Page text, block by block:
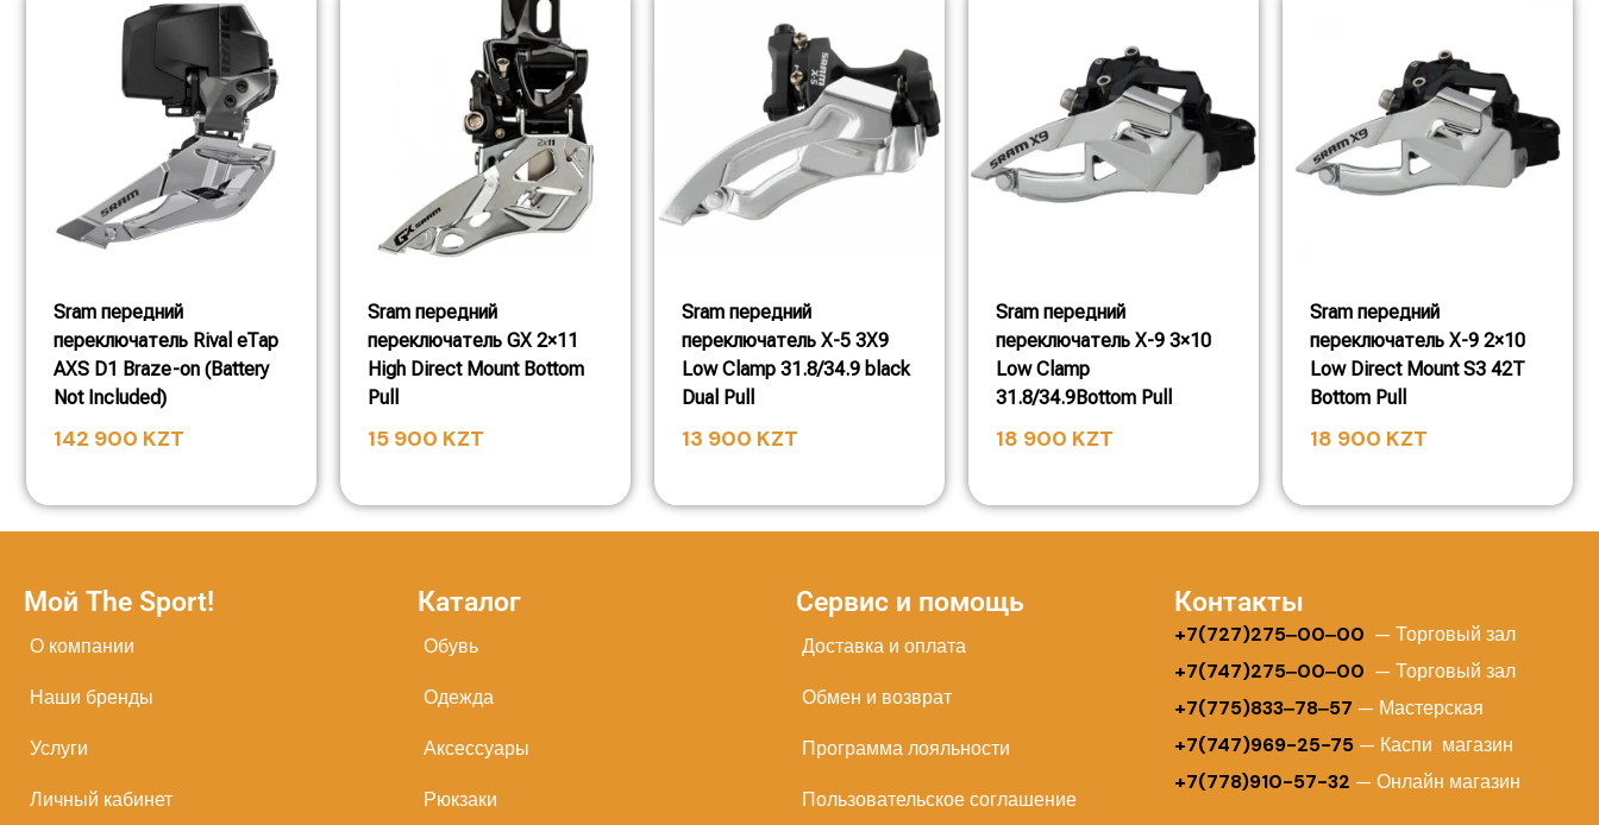
Sram передний
переключатель Rival eTap
AXS D1 Braze-on (Battery
Not Included)
142 900 KZT
Sram передний
переключатель GX 2×11
High Direct Mount Bottom
Pull
15 900 KZT
Sram передний
переключатель X-5 3X9
Low Clamp 31.8/34.9 black
Dual Pull
13 900 KZT
Sram передний
переключатель X-9 3×10
Low Clamp
31.8/34.9Bottom Pull
18 900 KZT
Sram передний
переключатель X-9 2×10
Low Direct Mount S3 42T
Bottom Pull
18 900 KZT
Мой The Sport!
О компании
Наши бренды
Услуги
Личный кабинет
Каталог
Обувь
Одежда
Аксессуары
Рюкзаки
Сервис и помощь
Доставка и оплата
Обмен и возврат
Программа лояльности
Пользовательское соглашение
Контакты
+7(727)275‒00‒00 — Торговый зал
+7(747)275‒00‒00 — Торговый зал
+7(775)833‒78‒57 — Мастерская
+7(747)969-25-75— Каспи магазин
+7(778)910-57-32 — Онлайн магазин